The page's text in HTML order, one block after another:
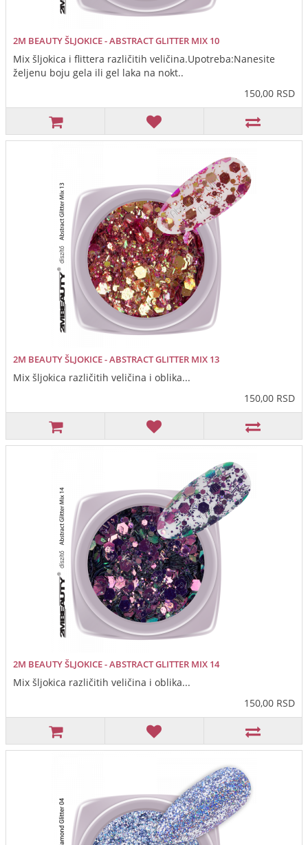
2M BEAUTY ŠLJOKICE - ABSTRACT GLITTER MIX 10
Mix šljokica i flittera različitih veličina.Upotreba:Nanesite
željenu boju gela ili gel laka na nokt..
150,00 RSD
2M BEAUTY ŠLJOKICE - ABSTRACT GLITTER MIX 13
Mix šljokica različitih veličina i oblika...
150,00 RSD
2M BEAUTY ŠLJOKICE - ABSTRACT GLITTER MIX 14
Mix šljokica različitih veličina i oblika...
150,00 RSD